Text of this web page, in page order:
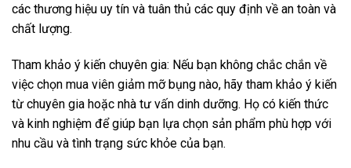
các thương hiệu uy tín và tuân thủ các quy định về an toàn và
chất lượng.
Tham khảo ý kiến chuyên gia: Nếu bạn không chắc chắn về
việc chọn mua viên giảm mỡ bụng nào, hãy tham khảo ý kiến
từ chuyên gia hoặc nhà tư vấn dinh dưỡng. Họ có kiến thức
và kinh nghiệm để giúp bạn lựa chọn sản phẩm phù hợp với
nhu cầu và tình trạng sức khỏe của bạn.